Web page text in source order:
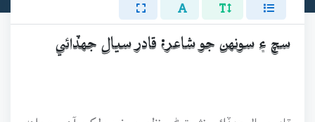
سچ ۽ سونهن جو شاعر؛ قادر سيال جهڏائي
قادر سيال جهڏائي نثر توڻي نظم ۾ خوب لکيو آهي ۽ واهه